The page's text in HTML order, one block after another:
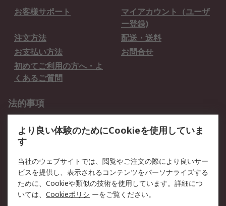
お客様サポート
マイアカウント（ユーザ
ー登録)
注文方法
配送・送料
お支払い方法
お問合せ
初めてご利用の方へ・よ
くあるご質問
法的事項
クッキーポリシー
RSについて
会社概要
採用情報
プレスリリース＆お知ら
コーポレートサイト
より良い体験のためにCookieを使用していま
す
当社のウェブサイトでは、閲覧やご注文の際により良いサー
ビスを提供し、表示されるコンテンツをパーソナライズする
ために、Cookieや類似の技術を使用しています。詳細につ
いては、 Cookieポリシ ーをご覧ください。